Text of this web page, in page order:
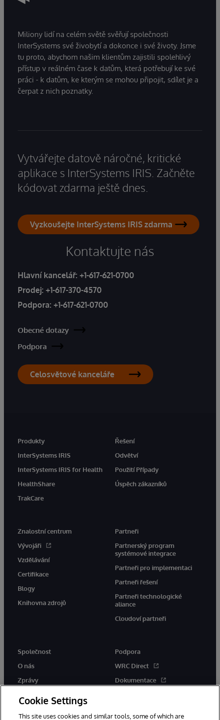
Miliony lidí na celém světě svěřují společnosti
InterSystems své živobytí a dokonce i své životy. Jsme
tu proto, abychom našim klientům zajistili spolehlivý
přístup v reálném čase k datům, která potřebují ke své
práci - k datům, ke kterým se mohou připojit, sdílet je a
čerpat z nich poznatky.
Vytvářejte datově náročné, kritické
aplikace s InterSystems IRIS. Začněte
kódovat zdarma ještě dnes.
Vyzkoušejte InterSystems IRIS zdarma
Kontaktujte nás
Hlavní kancelář: +1-617-621-0700
Prodej: +1-617-370-4570
Podpora: +1-617-621-0700
Obecné dotazy
Podpora
Celosvětové kanceláře
Produkty
InterSystems IRIS
InterSystems IRIS for Health
HealthShare
TrakCare
Řešení
Odvětví
Použití Případy
Úspěch zákazníků
Znalostní centrum
Vývojáři
Vzdělávání
Certifikace
Blogy
Knihovna zdrojů
Partneři
Partnerský program
systémové integrace
Partneři pro implementaci
Partneři řešení
Partneři technologické
aliance
Cloudoví partneři
Společnost
O nás
Zprávy
Podpora
WRC Direct
Dokumentace
Cookie Settings
This site uses cookies and similar tools, some of which are